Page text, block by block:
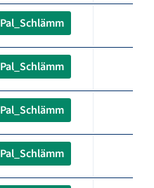
Pal_Schlämm
Pal_Schlämm
Pal_Schlämm
Pal_Schlämm